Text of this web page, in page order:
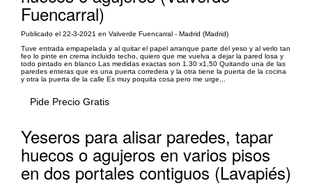
Fuencarral)
Publicado el 22-3-2021 en Valverde Fuencarral - Madrid (Madrid)
Tuve entrada empapelada y al quitar el papel arranque parte del yeso y al verlo tan
feo lo pinte en crema incluido techo, quiero que me vuelva a dejar la pared losa y
todo pintado en blanco Las medidas exactas son 1.30 x1,50 Quitando una de las
paredes enteras que es una puerta corredera y la otra tiene la puerta de la cocina
y otra la puerta de la calle Es muy poquita cosa pero me urge...
Pide Precio Gratis
Yeseros para alisar paredes, tapar
huecos o agujeros en varios pisos
en dos portales contiguos (Lavapiés)